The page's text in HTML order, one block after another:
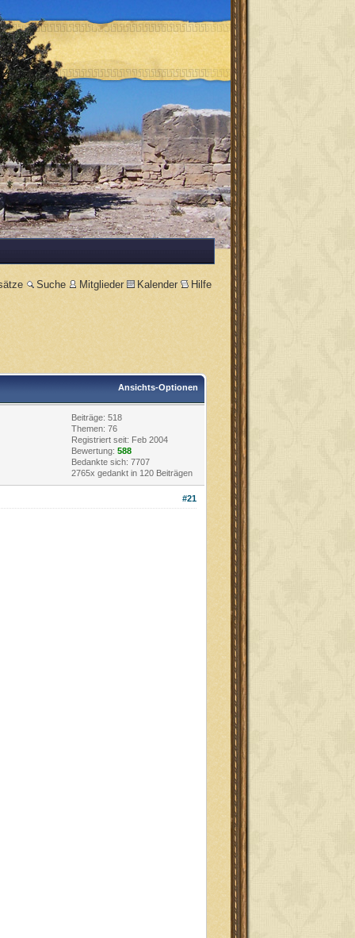
Suche Mitglieder Kalender Hilfe
Ansichts-Optionen
Beiträge: 518
Themen: 76
Registriert seit: Feb 2004
Bewertung: 588
Bedankte sich: 7707
2765x gedankt in 120 Beiträgen
#21